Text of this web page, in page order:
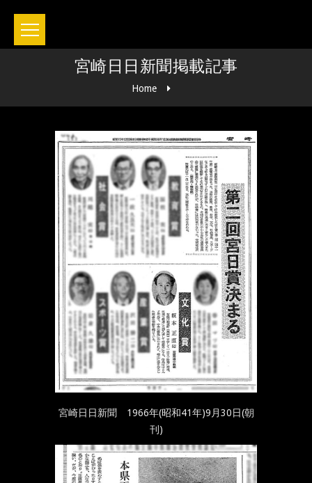
宮崎日日新聞掲載記事
Home
宮崎日日新聞 1966年(昭和41年)9月30日(朝
刊)